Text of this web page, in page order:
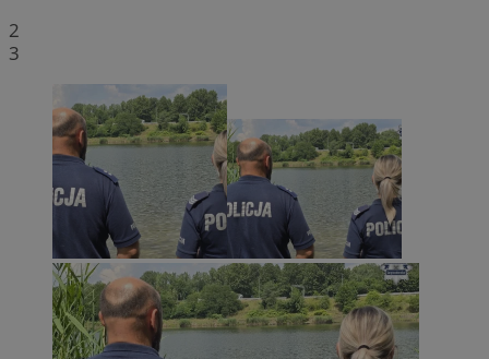
2
3